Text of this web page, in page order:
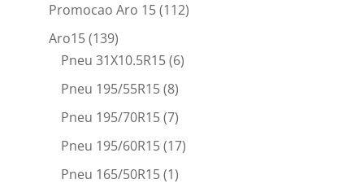
Promocao Aro 15(112)
Aro15(139)
Pneu 31X10.5R15(6)
Pneu 195/55R15(8)
Pneu 195/70R15(7)
Pneu 195/60R15(17)
Pneu 165/50R15(1)